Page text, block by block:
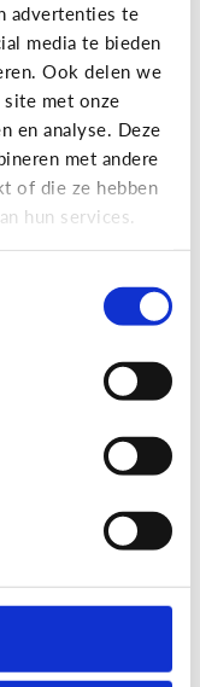
advertenties te
media te bieden
Ook delen we
met onze
en analyse. Deze
met andere
of die ze hebben
hun services.
teveel?